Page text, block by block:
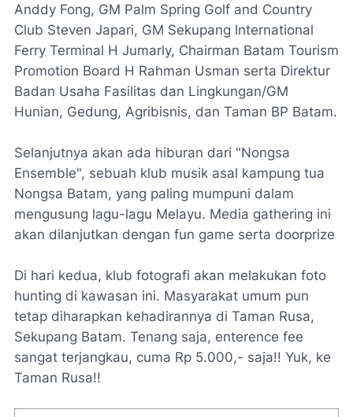
Anddy Fong, GM Palm Spring Golf and Country
Club Steven Japari, GM Sekupang International
Ferry Terminal H Jumarly, Chairman Batam Tourism
Promotion Board H Rahman Usman serta Direktur
Badan Usaha Fasilitas dan Lingkungan/GM
Hunian, Gedung, Agribisnis, dan Taman BP Batam.
Selanjutnya akan ada hiburan dari "Nongsa
Ensemble", sebuah klub musik asal kampung tua
Nongsa Batam, yang paling mumpuni dalam
mengusung lagu-lagu Melayu. Media gathering ini
akan dilanjutkan dengan fun game serta doorprize
Di hari kedua, klub fotografi akan melakukan foto
hunting di kawasan ini. Masyarakat umum pun
tetap diharapkan kehadirannya di Taman Rusa,
Sekupang Batam. Tenang saja, enterence fee
sangat terjangkau, cuma Rp 5.000,- saja!! Yuk, ke
Taman Rusa!!